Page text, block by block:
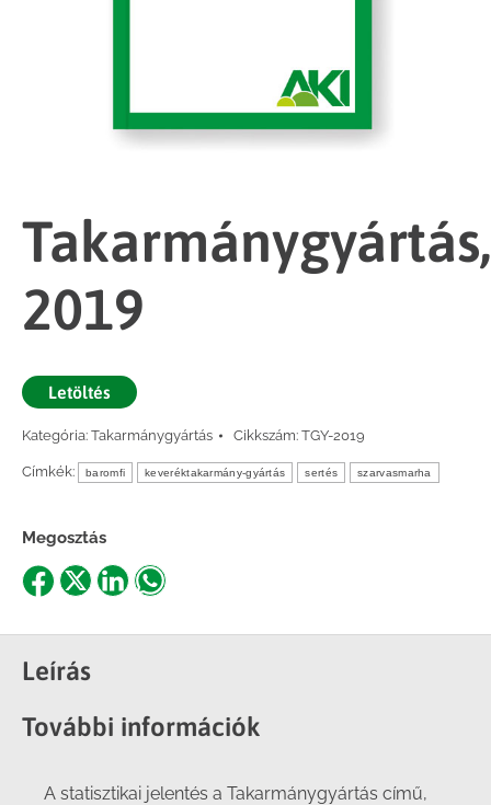
Takarmánygyártás,
2019
Letöltés
Kategória: Takarmánygyártás Cikkszám: TGY-2019
Címkék: baromfi keveréktakarmány-gyártás sertés szarvasmarha
Megosztás
Share
Facebook
Share
X
ShareShare
Leírás
További információk
A statisztikai jelentés a Takarmánygyártás című,